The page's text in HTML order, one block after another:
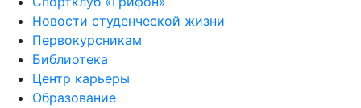
Новости студенческой жизни
Первокурсникам
Библиотека
Центр карьеры
Образование